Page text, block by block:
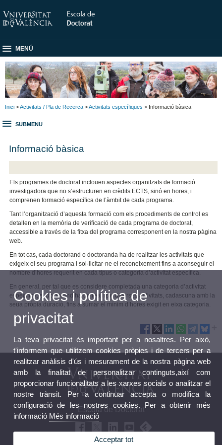
MENÚ
Inici >Activitats / Pla de Recerca >Activitats específiques > Informació bàsica
SUBMENU
Informació bàsica
Els programes de doctorat inclouen aspectes organitzats de formació
investigadora que no s’estructuren en crèdits ECTS, sinó en hores, i
comprenen formació específica de l’àmbit de cada programa.
Tant l’organització d’aquesta formació com els procediments de control es
detallen en la memòria de verificació de cada programa de doctorat,
accessible a través de la fitxa del programa corresponent en la nostra pàgina
web.
En tot cas, cada doctorand o doctoranda ha de realitzar les activitats que
exigeix el seu programa i sol·licitar-ne el reconeixement fins a aconseguir el
nombre d’hores requerit en cada tipus o categoria d’activitat específica.
En general, per tal que es considere completada una categoria d’activitat
específica, el doctorand ha de realitzar diverses activitats, cadascuna amb la
seua pròpia duració, fins a sumar el mínim d’hores exigit en eixa categoria.
Escola de Doctorat
Cookies i política de
privacitat
La teva privacitat és important per a nosaltres. Per això,
t'informem que utilitzem cookies pròpies i de tercers per a
realitzar anàlisis d'ús i mesurament de la nostra pàgina web
amb la finalitat de personalitzar continguts,així com
proporcionar funcionalitats a les xarxes socials o analitzar el
nostre trànsit. Per a continuar accepta o modifica la
configuració de les nostres cookies. Per a obtenir més
informació Més informació
Acceptar tot